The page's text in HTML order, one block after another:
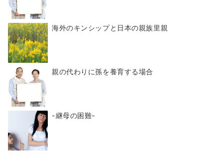
海外のキンシップと日本の親族里親
親の代わりに孫を養育する場合
-継母の困難-